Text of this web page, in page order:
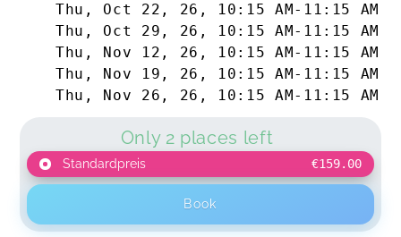
Thu, Oct 22, 26 , 10:15 AM - 11:15 AM
Thu, Oct 29, 26 , 10:15 AM - 11:15 AM
Thu, Nov 12, 26 , 10:15 AM - 11:15 AM
Thu, Nov 19, 26 , 10:15 AM - 11:15 AM
Thu, Nov 26, 26 , 10:15 AM - 11:15 AM
Only 2 places left
Standardpreis €159.00
Book